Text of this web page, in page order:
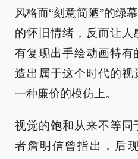
风格而“刻意简陋”的绿
的怀旧情绪，反而让
有复现出手绘动画特有
造出属于这个时代的视
一种廉价的模仿上。
视觉的饱和从来不等同
者詹明信曾指出，后